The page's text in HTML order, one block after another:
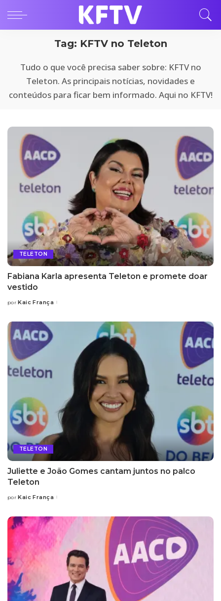
Tag: KFTV no Teleton
Tudo o que você precisa saber sobre: KFTV no
Teleton. As principais notícias, novidades e
conteúdos para ficar bem informado. Aqui no KFTV!
TELETON
Fabiana Karla apresenta Teleton e promete doar
vestido
Posted
por Kaic França
TELETON
Juliette e João Gomes cantam juntos no palco
Teleton
Posted
por Kaic França